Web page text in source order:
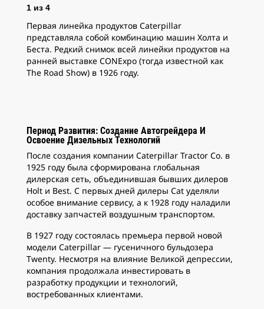
1 из 4
Первая линейка продуктов Caterpillar
представляла собой комбинацию машин Холта и
Беста. Редкий снимок всей линейки продуктов на
ранней выставке CONExpo (тогда известной как
The Road Show) в 1926 году.
Период Развития: Создание Автогрейдера И
Освоение Дизельных Технологий
После создания компании Caterpillar Tractor Co. в
1925 году была сформирована глобальная
дилерская сеть, объединившая бывших дилеров
Holt и Best. С первых дней дилеры Cat уделяли
особое внимание сервису, а к 1928 году наладили
доставку запчастей воздушным транспортом.
В 1927 году состоялась премьера первой новой
модели Caterpillar — гусеничного бульдозера
Twenty. Несмотря на влияние Великой депрессии,
компания продолжала инвестировать в
разработку продукции и технологий,
востребованных клиентами.